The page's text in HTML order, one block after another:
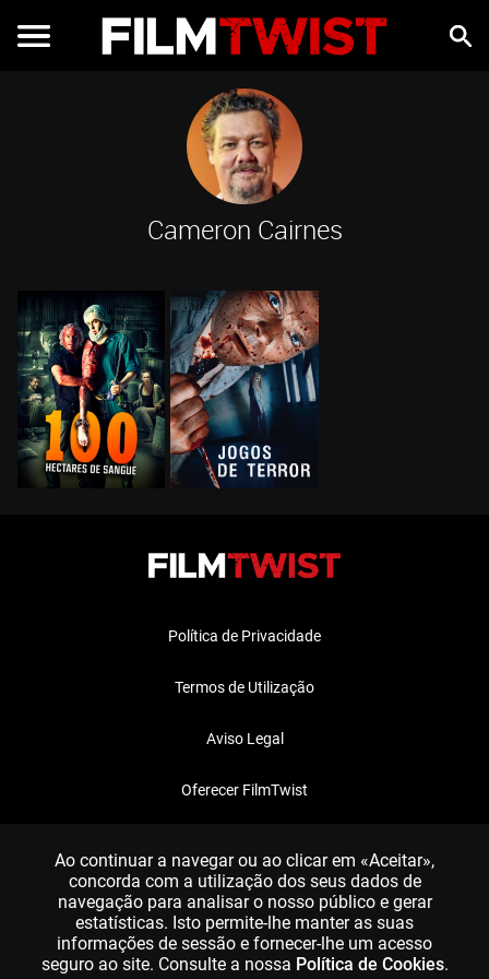
Cameron Cairnes
Política de Privacidade
Termos de Utilização
Aviso Legal
Oferecer FilmTwist
Ao continuar a navegar ou ao clicar em «Aceitar»,
concorda com a utilização dos seus dados de
navegação para analisar o nosso público e gerar
estatísticas. Isto permite-lhe manter as suas
informações de sessão e fornecer-lhe um acesso
seguro ao site. Consulte a nossa Política de Cookies.